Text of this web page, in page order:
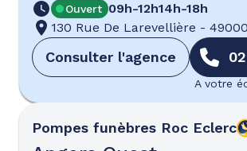
Ouvert 09h-12h14h-18h
130 Rue De Larevellière -
Consulter l'agence
A votre
Pompes funèbres Roc Eclerc